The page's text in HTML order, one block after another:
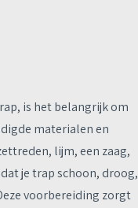
is het belangrijk om
materialen en
lijm, een zaag,
je trap schoon, droog,
voorbereiding zorgt